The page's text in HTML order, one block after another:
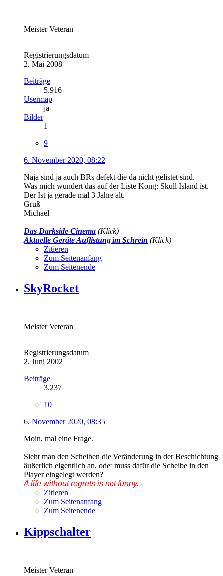
Meister Veteran
Registrierungsdatum
2. Mai 2008
Beiträge
5.916
Usermap
ja
Bilder
1
9
6. November 2020, 08:22
Naja sind ja auch BRs defekt die da nicht gelistet sind.
Was mich wundert das auf der Liste Kong: Skull Island ist.
Der Ist ja gerade mal 3 Jahre alt.
Gruß
Michael
Das Darkside Cinema (Klick)
Aktuelle Geräte Auflistung im Schrein (Klick)
Zitieren
Zum Seitenanfang
Zum Seitenende
SkyRocket
Meister Veteran
Registrierungsdatum
2. Juni 2002
Beiträge
3.237
10
6. November 2020, 08:35
Moin, mal eine Frage.
Sieht man den Scheiben die Veränderung in der Beschichtung
äußerlich eigentlich an, oder muss dafür die Scheibe in den
Player eingelegt werden?
A life without regrets is not funny.
Zitieren
Zum Seitenanfang
Zum Seitenende
Kippschalter
Meister Veteran